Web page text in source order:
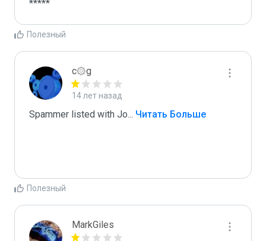
*****
Полезный
c۞g
14 лет назад
Spammer listed with Jo... Читать Больше
Полезный
MarkGiles